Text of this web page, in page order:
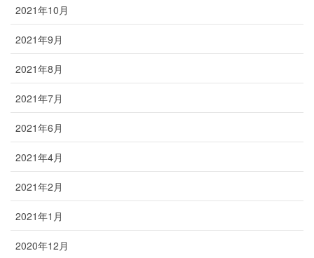
2021年10月
2021年9月
2021年8月
2021年7月
2021年6月
2021年4月
2021年2月
2021年1月
2020年12月